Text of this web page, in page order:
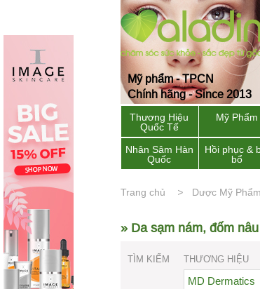
Mỹ phẩm - TPCN
Chính hãng - Since 2013
Thương Hiệu
Quốc Tế
Mỹ Phẩm
Nhân Sâm Hàn
Quốc
Hồi phục &
bổ
Trang chủ Dược Mỹ Phẩm
» Da sạm nám, đốm nâu
TÌM KIẾM THƯƠNG HIỆU
MD Dermatics